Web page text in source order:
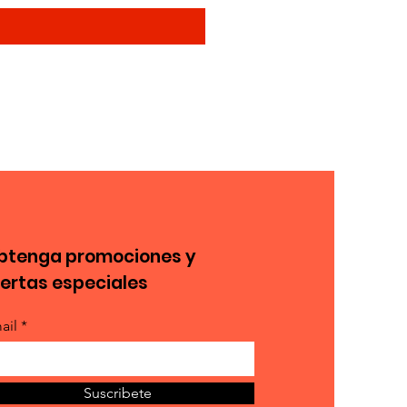
promociones y
especiales
*
Suscribete